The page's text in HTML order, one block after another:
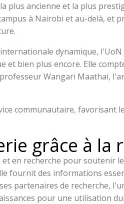
plus ancienne et la plus
à Nairobi et au-delà,
dynamique,
et bien plus encore. Elle
Wangari Maathai,
communautaire,
grâce à la
en recherche pour soutenir
fournit des informations
partenaires de
pour une utilisation